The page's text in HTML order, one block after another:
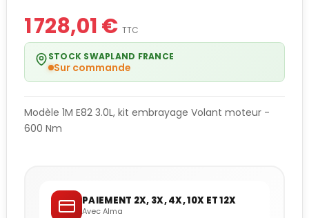
1 728,01 € TTC
STOCK SWAPLAND FRANCE
Sur commande
Modèle 1M E82 3.0L, kit embrayage Volant moteur -
600 Nm
PAIEMENT 2X, 3X, 4X, 10X ET 12X
Avec Alma